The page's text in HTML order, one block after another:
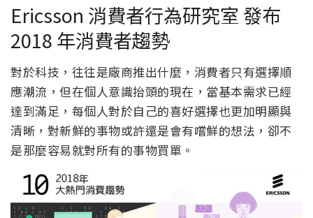
Ericsson 消費者行為研究室 發布
2018 年消費者趨勢
對於科技，往往是廠商推出什麼，消費者只有選擇順
應潮流，但在個人意識抬頭的現在，當基本需求已經
達到滿足，每個人對於自己的喜好選擇也更加明顯與
清晰，對新鮮的事物或許還是會有嚐鮮的想法，卻不
是那麼容易就對所有的事物買單。